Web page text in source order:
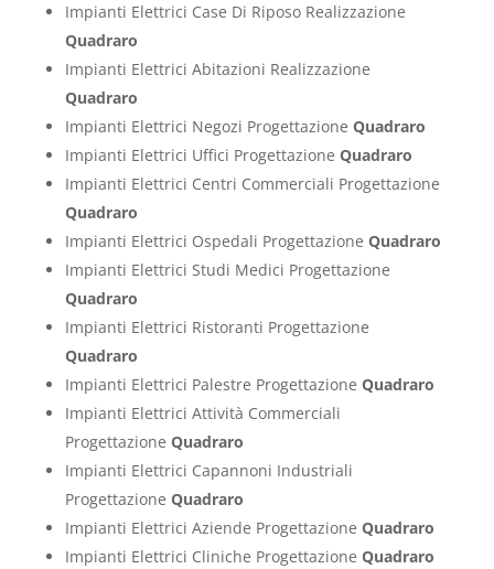
Impianti Elettrici Case Di Riposo Realizzazione
Quadraro
Impianti Elettrici Abitazioni Realizzazione
Quadraro
Impianti Elettrici Negozi Progettazione Quadraro
Impianti Elettrici Uffici Progettazione Quadraro
Impianti Elettrici Centri Commerciali Progettazione
Quadraro
Impianti Elettrici Ospedali Progettazione Quadraro
Impianti Elettrici Studi Medici Progettazione
Quadraro
Impianti Elettrici Ristoranti Progettazione
Quadraro
Impianti Elettrici Palestre Progettazione Quadraro
Impianti Elettrici Attività Commerciali
Progettazione Quadraro
Impianti Elettrici Capannoni Industriali
Progettazione Quadraro
Impianti Elettrici Aziende Progettazione Quadraro
Impianti Elettrici Cliniche Progettazione Quadraro